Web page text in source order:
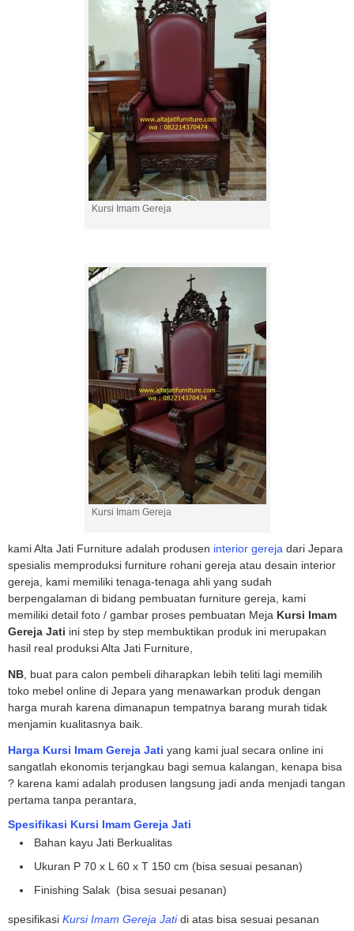
Kursi Imam Gereja
Kursi Imam Gereja
kami Alta Jati Furniture adalah produsen interior gereja dari Jepara
spesialis memproduksi furniture rohani gereja atau desain interior
gereja, kami memiliki tenaga-tenaga ahli yang sudah
berpengalaman di bidang pembuatan furniture gereja, kami
memiliki detail foto / gambar proses pembuatan Meja Kursi Imam
Gereja Jati ini step by step membuktikan produk ini merupakan
hasil real produksi Alta Jati Furniture,
NB, buat para calon pembeli diharapkan lebih teliti lagi memilih
toko mebel online di Jepara yang menawarkan produk dengan
harga murah karena dimanapun tempatnya barang murah tidak
menjamin kualitasnya baik.
Harga Kursi Imam Gereja Jati yang kami jual secara online ini
sangatlah ekonomis terjangkau bagi semua kalangan, kenapa bisa
? karena kami adalah produsen langsung jadi anda menjadi tangan
pertama tanpa perantara,
Spesifikasi Kursi Imam Gereja Jati
Bahan kayu Jati Berkualitas
Ukuran P 70 x L 60 x T 150 cm (bisa sesuai pesanan)
Finishing Salak (bisa sesuai pesanan)
spesifikasi Kursi Imam Gereja Jatidi atas bisa sesuai pesanan